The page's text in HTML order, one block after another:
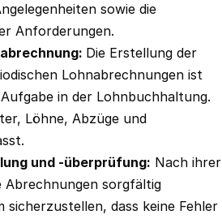
sowie die
Anforderungen.
Die Erstellung der
Lohnabrechnungen ist
in der Lohnbuchhaltung.
Löhne, Abzüge und
und -überprüfung: Nach ihrer
Abrechnungen sorgfältig
dass keine Fehler